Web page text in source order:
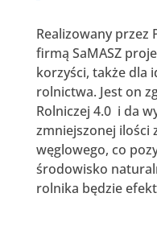
Realizowany przez
firmą SaMASZ
korzyści, także dla
rolnictwa. Jest on
Rolniczej 4.0 i da
zmniejszonej ilości
węglowego, co
środowisko
rolnika będzie